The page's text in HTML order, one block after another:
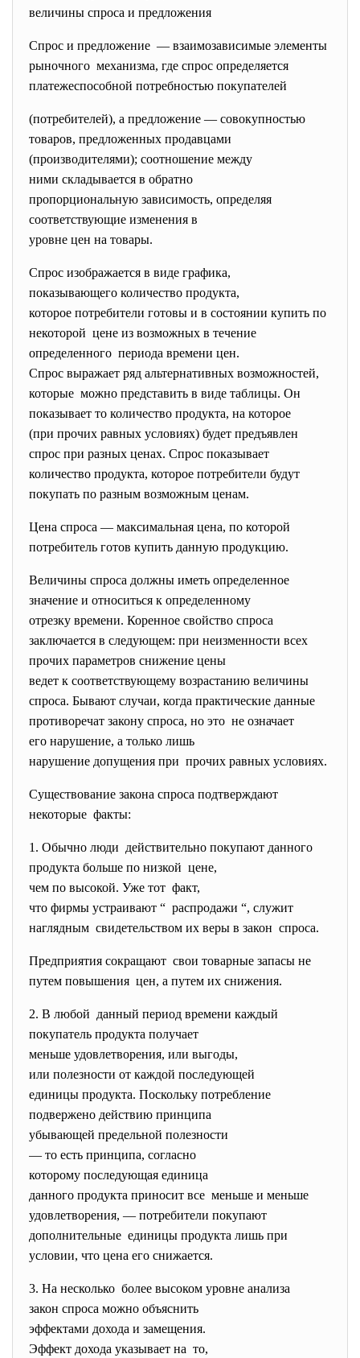
величины спроса и предложения
Спрос и предложение — взаимозависимые элементы
рыночного механизма, где спрос определяется
платежеспособной потребностью покупателей
(потребителей), а предложение — совокупностью
товаров, предложенных продавцами
(производителями); соотношение между
ними складывается в обратно
пропорциональную зависимость, определяя
соответствующие изменения в
уровне цен на товары.
Спрос изображается в виде графика,
показывающего количество продукта,
которое потребители готовы и в состоянии купить по
некоторой цене из возможных в течение
определенного периода времени цен.
Спрос выражает ряд альтернативных возможностей,
которые можно представить в виде таблицы. Он
показывает то количество продукта, на которое
(при прочих равных условиях) будет предъявлен
спрос при разных ценах. Спрос показывает
количество продукта, которое потребители будут
покупать по разным возможным ценам.
Цена спроса — максимальная цена, по которой
потребитель готов купить данную продукцию.
Величины спроса должны иметь определенное
значение и относиться к определенному
отрезку времени. Коренное свойство спроса
заключается в следующем: при неизменности всех
прочих параметров снижение цены
ведет к соответствующему возрастанию величины
спроса. Бывают случаи, когда практические данные
противоречат закону спроса, но это не означает
его нарушение, а только лишь
нарушение допущения при прочих равных условиях.
Существование закона спроса подтверждают
некоторые факты:
1. Обычно люди действительно покупают данного
продукта больше по низкой цене,
чем по высокой. Уже тот факт,
что фирмы устраивают “ распродажи “, служит
наглядным свидетельством их веры в закон спроса.
Предприятия сокращают свои товарные запасы не
путем повышения цен, а путем их снижения.
2. В любой данный период времени каждый
покупатель продукта получает
меньше удовлетворения, или выгоды,
или полезности от каждой последующей
единицы продукта. Поскольку потребление
подвержено действию принципа
убывающей предельной полезности
— то есть принципа, согласно
которому последующая единица
данного продукта приносит все меньше и меньше
удовлетворения, — потребители покупают
дополнительные единицы продукта лишь при
условии, что цена его снижается.
3. На несколько более высоком уровне анализа
закон спроса можно объяснить
эффектами дохода и замещения.
Эффект дохода указывает на то,